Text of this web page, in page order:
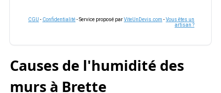
CGU - Confidentialité- Service proposé parViteUnDevis.com -Vous êtes un
artisan ?
Causes de l'humidité des
murs à Brette